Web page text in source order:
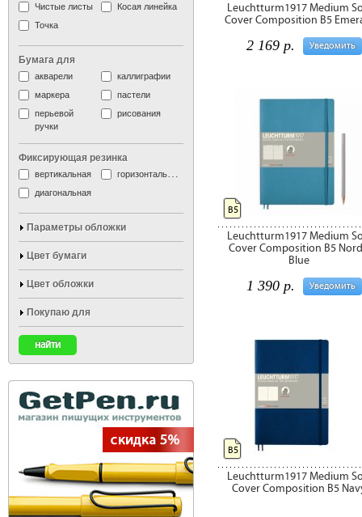
Leuchtturm1917 Medium
Cover Composition B5
Уведомить
2 169 р.
Leuchtturm1917 Medium
Cover Composition B5
Blue
Уведомить
1 390 р.
B5
Leuchtturm1917 Medium
Cover Composition B5
B5
Чистые листы
Косая линейка
Точка
Бумага для
акварели
каллиграфии
маркера
пастели
перьевой
ручки
рисования
Фиксирующая резинка
вертикальная
горизонтальная
диагональная
Параметры обложки
Цвет бумаги
Цвет обложки
Покупаю для